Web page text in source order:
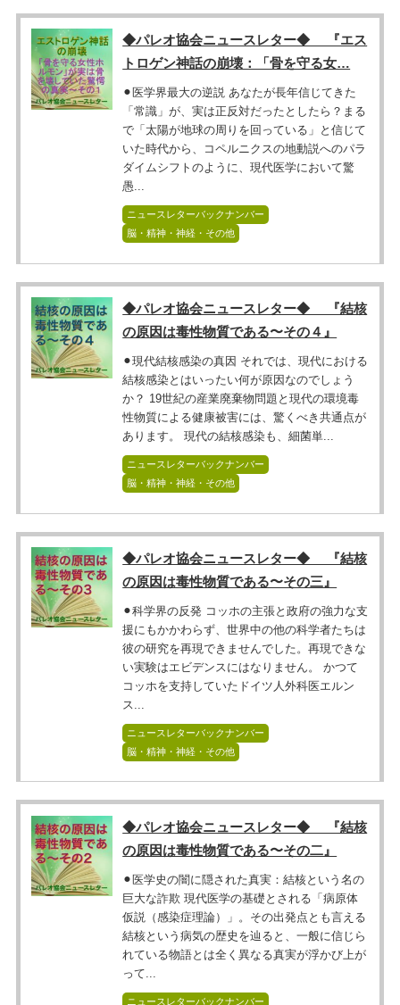
◆パレオ協会ニュースレター◆ 『エス
トロゲン神話の崩壊：「骨を守る女…
⚫︎医学界最大の逆説 あなたが長年信じてきた
「常識」が、実は正反対だったとしたら？まる
で「太陽が地球の周りを回っている」と信じて
いた時代から、コペルニクスの地動説へのパラ
ダイムシフトのように、現代医学において驚
愚...
ニュースレターバックナンバー
脳・精神・神経・その他
◆パレオ協会ニュースレター◆ 『結核
の原因は毒性物質である〜その４』
⚫︎現代結核感染の真因 それでは、現代における
結核感染とはいったい何が原因なのでしょう
か？ 19世紀の産業廃棄物問題と現代の環境毒
性物質による健康被害には、驚くべき共通点が
あります。 現代の結核感染も、細菌単...
ニュースレターバックナンバー
脳・精神・神経・その他
◆パレオ協会ニュースレター◆ 『結核
の原因は毒性物質である〜その三』
⚫︎科学界の反発 コッホの主張と政府の強力な支
援にもかかわらず、世界中の他の科学者たちは
彼の研究を再現できませんでした。再現できな
い実験はエビデンスにはなりません。 かつて
コッホを支持していたドイツ人外科医エルン
ス...
ニュースレターバックナンバー
脳・精神・神経・その他
◆パレオ協会ニュースレター◆ 『結核
の原因は毒性物質である〜その二』
⚫︎医学史の闇に隠された真実：結核という名の
巨大な詐欺 現代医学の基礎とされる「病原体
仮説（感染症理論）」。その出発点とも言える
結核という病気の歴史を辿ると、一般に信じら
れている物語とは全く異なる真実が浮かび上が
って...
ニュースレターバックナンバー